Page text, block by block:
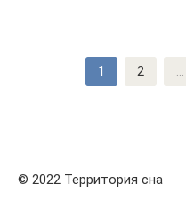
1 2 ...
© 2022 Территория сна